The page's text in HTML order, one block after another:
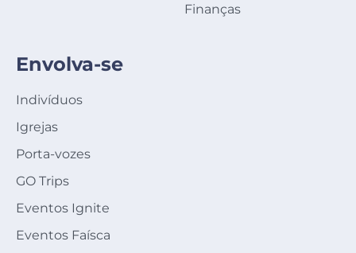
Finanças
Envolva-se
Indivíduos
Igrejas
Porta-vozes
GO Trips
Eventos Ignite
Eventos Faísca